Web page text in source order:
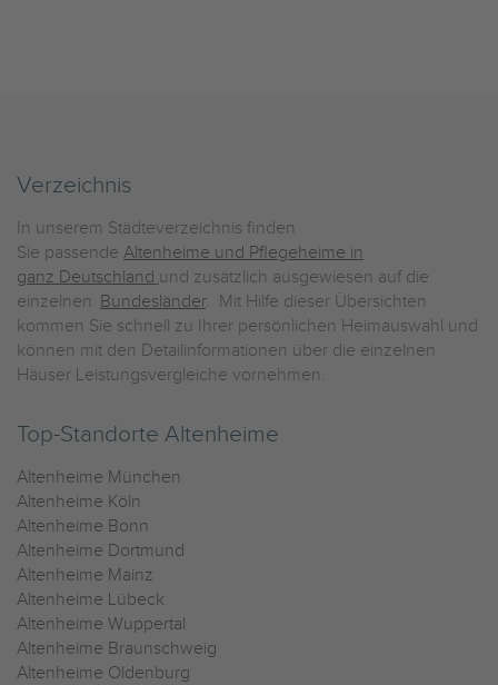
Verzeichnis
In unserem Städteverzeichnis finden
Sie passende Altenheime und Pflegeheime in
ganz Deutschland und zusätzlich ausgewiesen auf die
einzelnen Bundesländer. Mit Hilfe dieser Übersichten
kommen Sie schnell zu Ihrer persönlichen Heimauswahl und
können mit den Detailinformationen über die einzelnen
Häuser Leistungsvergleiche vornehmen.
Top-Standorte Altenheime
Altenheime München
Altenheime Köln
Altenheime Bonn
Altenheime Dortmund
Altenheime Mainz
Altenheime Lübeck
Altenheime Wuppertal
Altenheime Braunschweig
Altenheime Oldenburg